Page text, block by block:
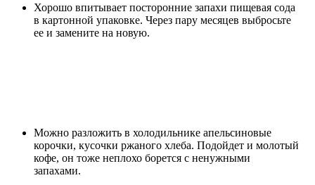
Хорошо впитывает посторонние запахи пищевая сода
в картонной упаковке. Через пару месяцев выбросьте
ее и замените на новую.
Можно разложить в холодильнике апельсиновые
корочки, кусочки ржаного хлеба. Подойдет и молотый
кофе, он тоже неплохо борется с ненужными
запахами.